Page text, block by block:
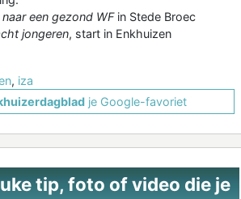
een gezond WFin Stede Broec
jongeren, start in Enkhuizen
, iza
je Google-favoriet
tip, foto of video die je